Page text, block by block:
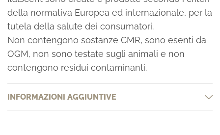
della normativa Europea ed internazionale, per la
tutela della salute dei consumatori.
Non contengono sostanze CMR, sono esenti da
OGM, non sono testate sugli animali e non
contengono residui contaminanti.
INFORMAZIONI AGGIUNTIVE